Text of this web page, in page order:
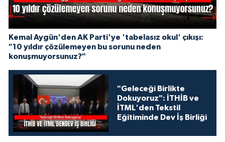
Kemal Aygün'den AK Parti'ye 'tabelasız okul' çıkışı:
"10 yıldır çözülemeyen bu sorunu neden
konuşmuyorsunuz?"
"Geleceği Birlikte
Dokuyoruz": İTHİB ve
İTML'den Tekstil
Eğitiminde Dev İş Birliği